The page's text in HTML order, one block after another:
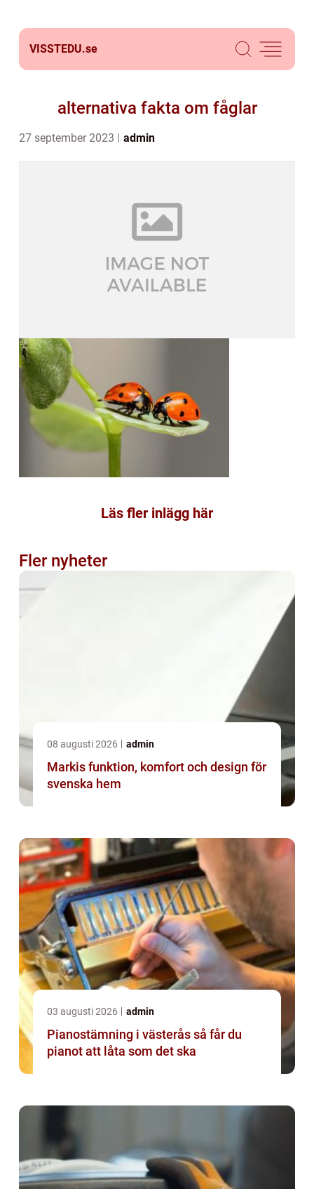
VISSTEDU.se
alternativa fakta om fåglar
27 september 2023 admin
Läs fler inlägg här
Fler nyheter
08 augusti 2026 admin
Markis funktion, komfort och design för
svenska hem
03 augusti 2026 admin
Pianostämning i västerås så får du
pianot att låta som det ska